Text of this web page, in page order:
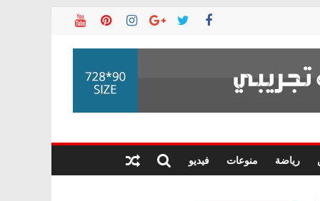
رياضة منوعات فيديو